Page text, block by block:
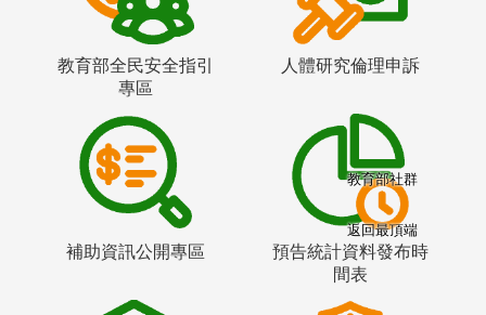
教育部全民安全指引
專區
人體研究倫理申訴
補助資訊公開專區
預告統計資料發布時
間表
教育部社群
返回最頂端